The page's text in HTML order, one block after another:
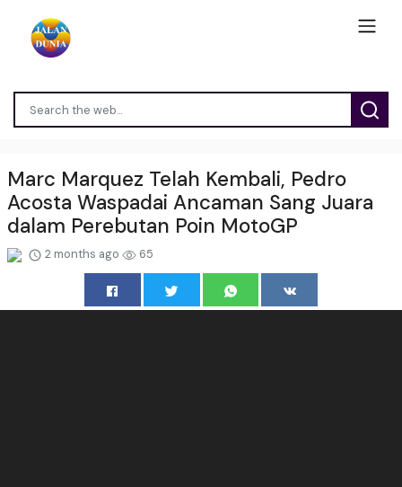
Marc Marquez Telah Kembali, Pedro
Acosta Waspadai Ancaman Sang Juara
dalam Perebutan Poin MotoGP
2 months ago 65